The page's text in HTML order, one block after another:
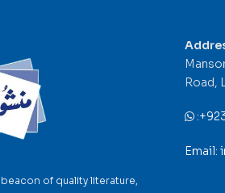
of quality literature,
Road,
:
Email: